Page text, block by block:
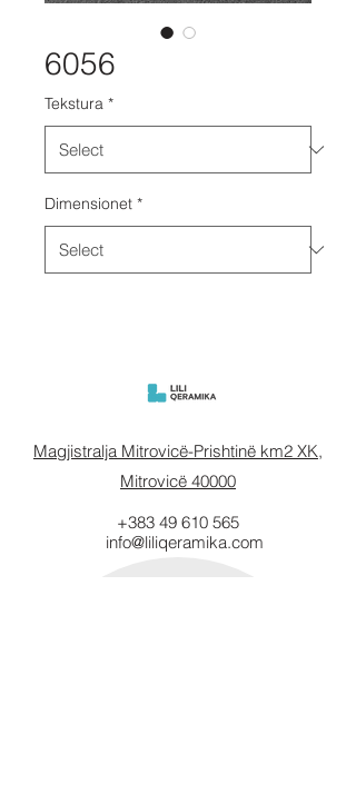
6056
Tekstura *
Dimensionet *
Magjistralja Mitrovicë-Prishtinë km2 XK,
Mitrovicë 40000
info@liliqeramika.com
+383 49 610 565